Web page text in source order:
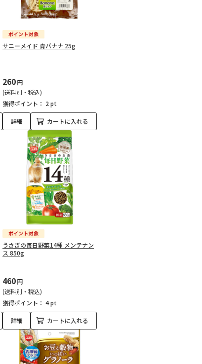
サニーメイド 青バナナ 25g
260円
(送料別・税込)
獲得ポイント： 2 pt
詳細 カートに入れる
うさぎの毎日野菜14種 メンテナン
ス 850g
460円
(送料別・税込)
獲得ポイント： 4 pt
詳細 カートに入れる